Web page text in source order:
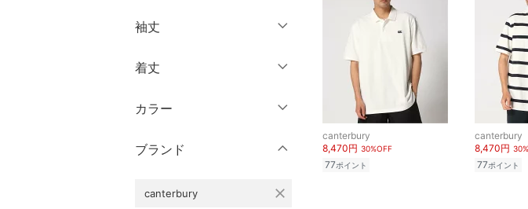
ワンピース・ドレス
スカート
オールインワン・オーバ
バッグ
シューズ・靴
ウェア（S/M/L）
M
XL
～ 59
袖丈
ノースリーブ
半袖
長袖
クリア 絞り込み
着丈
ショート丈
ミドル丈
カラー
ブランド
canterbury close
canterbury
8,470円 30%OFF
77ポイント
canterbury
8,470円
77ポイント